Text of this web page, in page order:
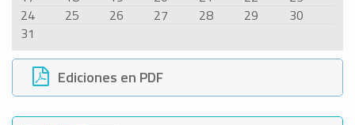
24
25 26 27 28 29
30
31
Ediciones en PDF